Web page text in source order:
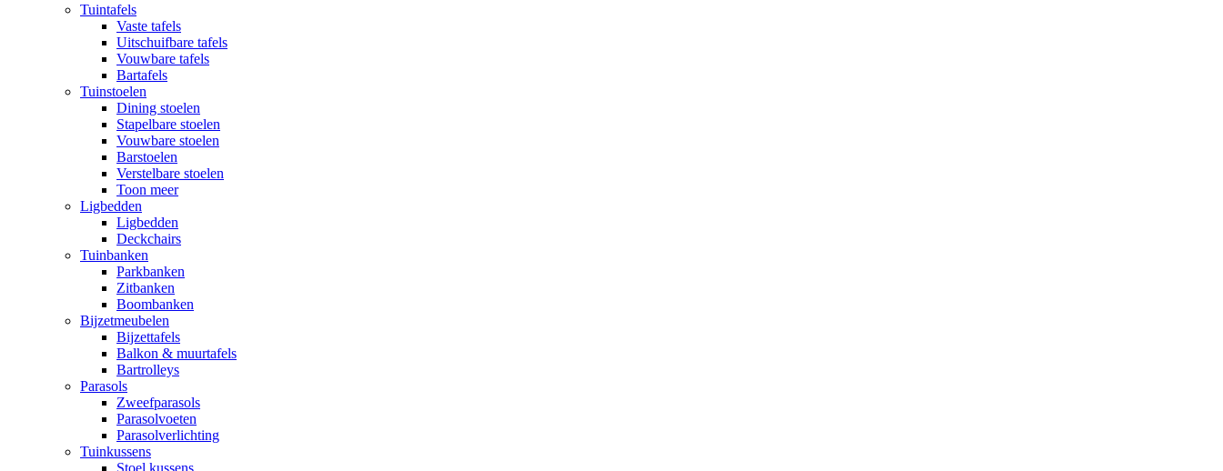
Tuintafels
Vaste tafels
Uitschuifbare tafels
Vouwbare tafels
Bartafels
Tuinstoelen
Dining stoelen
Stapelbare stoelen
Vouwbare stoelen
Barstoelen
Verstelbare stoelen
Toon meer
Ligbedden
Ligbedden
Deckchairs
Tuinbanken
Parkbanken
Zitbanken
Boombanken
Bijzetmeubelen
Bijzettafels
Balkon & muurtafels
Bartrolleys
Parasols
Zweefparasols
Parasolvoeten
Parasolverlichting
Tuinkussens
Stoel kussens